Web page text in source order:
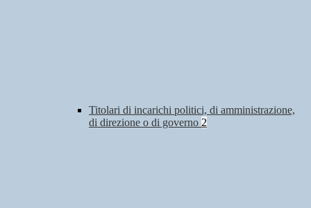
Titolari di incarichi politici, di amministrazione,
di direzione o di governo 2